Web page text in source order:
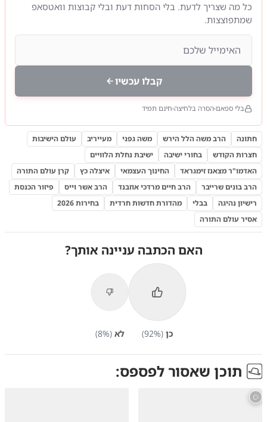
כל מה שצריך לדעת. בלי הסחות דעת ובלי קבוצות וואטסאפ
שמתפוצצות.
קבלו עכשיו
בלי ספאם הסרה בלחיצה חינם תמיד
חתונה הרב משה הלל הירש משה גפני מעייריב
עולם הישיבות
חצרות הקודש
בחורי ישיבה
ישיבת נחלת הלוויים
האדמו"ר מצאנז זימגראד
החינוך העצמאי איצלה כץ
קרן עולם התורה
הרב בונים שרייבר
הרב חיים מרדכי אוזבנד הרב אשר וייס
פיזור הכנסת
רישיון נהיגה
בבלי מהדורת חדשות חרדית
בחירות 2026
אסיר עולם התורה
האם הכתבה עניינה אותך?
כן (
92%) לא (
8%)
תוכן שאסור לפספס: